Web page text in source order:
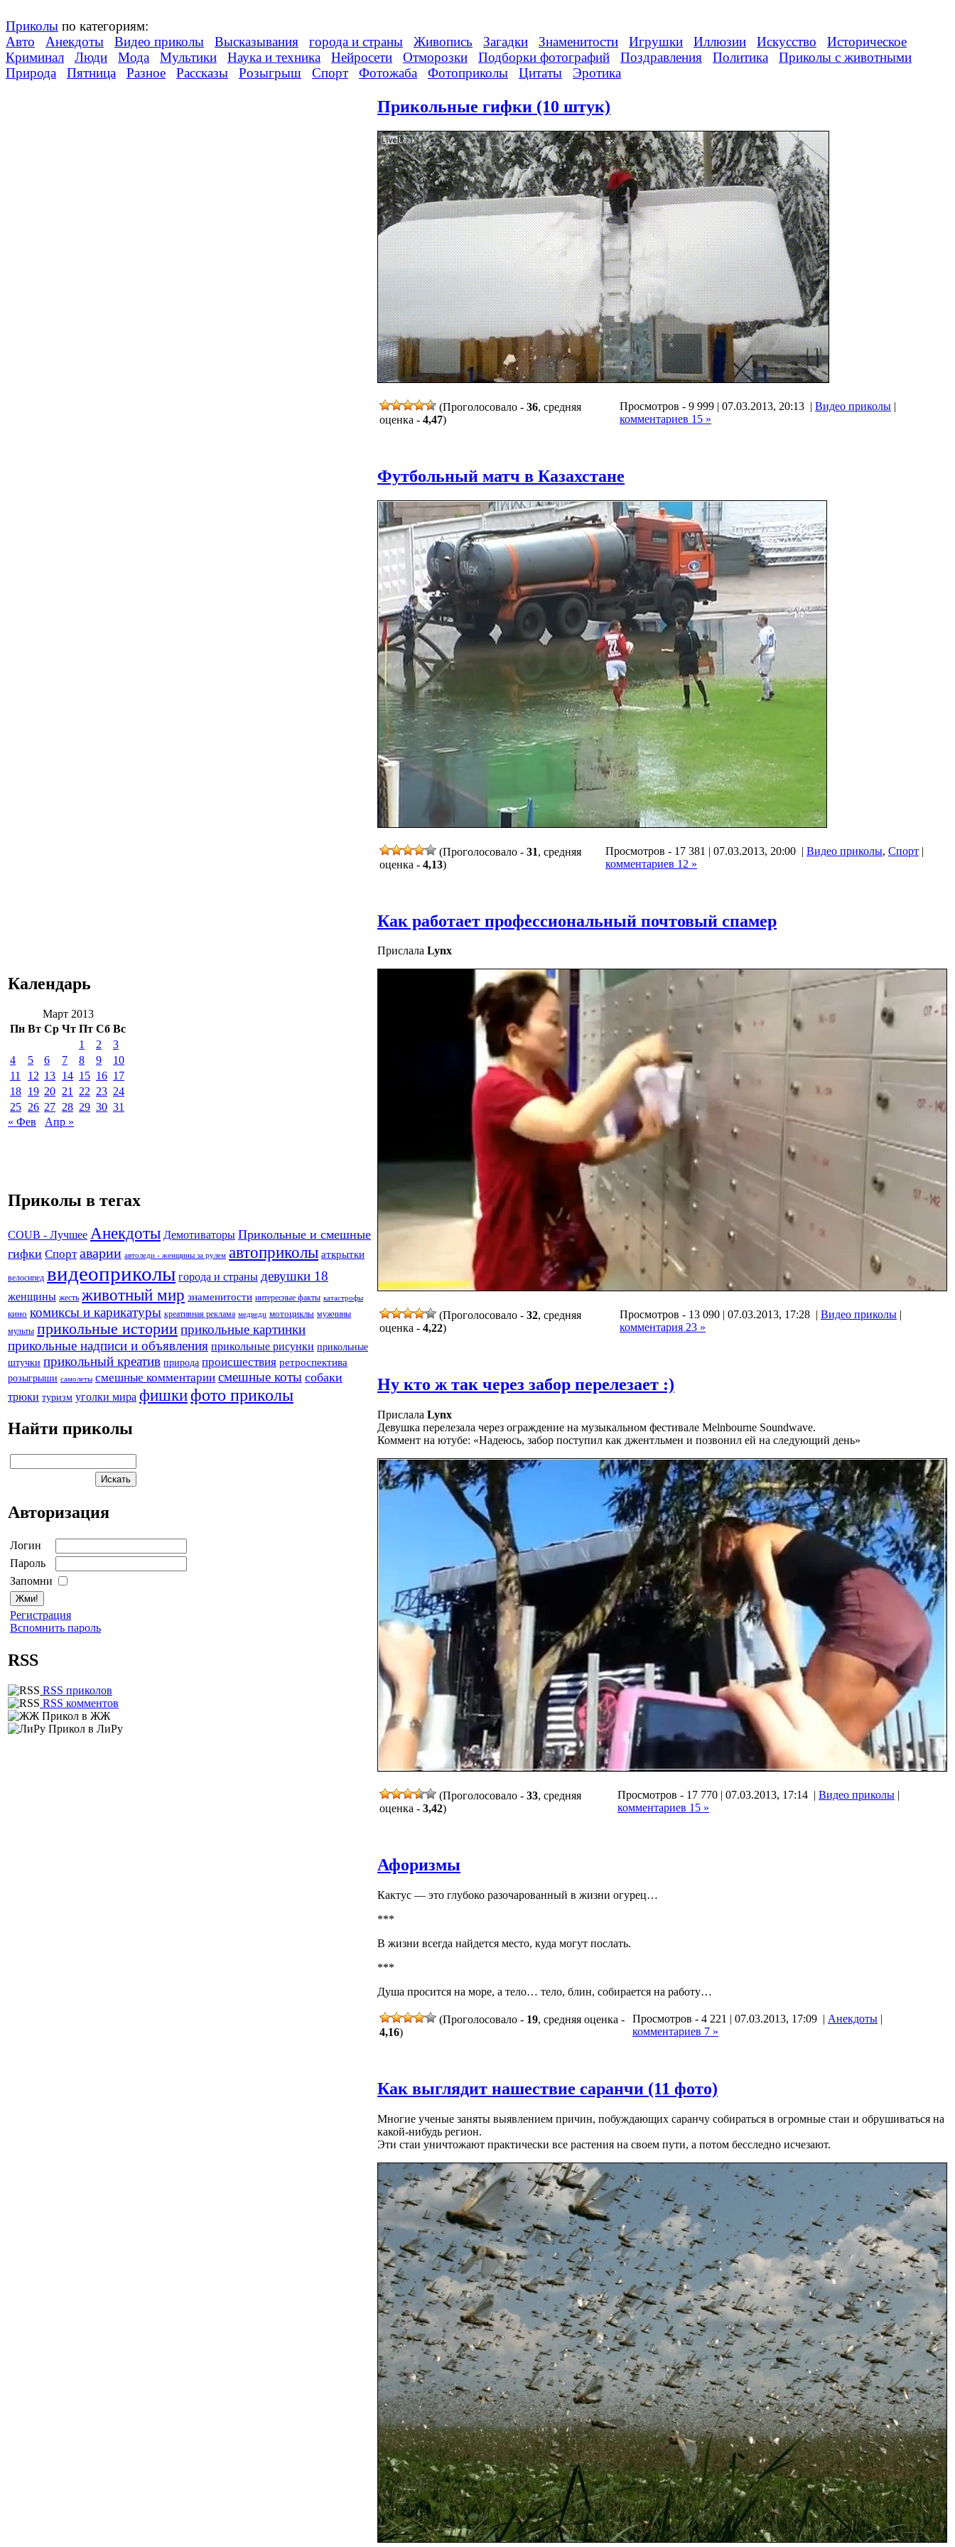
Приколы по категориям:
Авто
Анекдоты Видео приколы Высказывания города и страны Живопись Загадки Знаменитости Игрушки Иллюзии Искусство
Историческое
Криминал
Люди Мода Мультики Наука и техника Нейросети Отморозки Подборки фотографий Поздравления Политика
Приколы с животными
Природа
Пятница Разное Рассказы Розыгрыш Спорт Фотожаба Фотоприколы Цитаты Эротика
Календарь
Март 2013
Пн Вт Ср Чт Пт Сб Вс
1
2
3
4
5 6 7 8 9
10
11
12 13 14 15 16 17
18 19 20 21 22 23 24
25 26 27 28 29 30 31
« Фев
Апр »
Приколы в тегах
COUB - Лучшее Анекдоты Демотиваторы Прикольные и смешные
гифки Спорт аварии автоледи - женщины за рулем автоприколы аткрытки
велосипед видеоприколы города и страны девушки 18
женщины жесть животный мир знаменитости интересные факты катастрофы
кино комиксы и карикатуры креативная реклама медведи мотоциклы мужчины
мульты прикольные историиприкольные картинки
прикольные надписи и объявления прикольные рисунки прикольные
штучки прикольный креатив природа происшествия ретроспектива
розыгрыши самолеты смешные комментарии смешные коты собаки
трюки туризм уголки мира фишкифото приколы
Найти приколы
Авторизация
Логин
Пароль
Запомни
Регистрация
Вспомнить пароль
RSS
RSS приколов
RSS комментов
Прикол в ЖЖ
Прикол в ЛиРу
Прикольные гифки (10 штук)
(Проголосовало - 36, средняя
оценка - 4,47)
Просмотров - 9 999 | 07.03.2013, 20:13 | Видео приколы |
комментариев 15 »
Футбольный матч в Казахстане
(Проголосовало - 31, средняя
оценка - 4,13)
Просмотров - 17 381 | 07.03.2013, 20:00 | Видео приколы, Спорт |
комментариев 12 »
Как работает профессиональный почтовый спамер
Прислала Lynx
(Проголосовало - 32, средняя
оценка - 4,22)
Просмотров - 13 090 | 07.03.2013, 17:28 | Видео приколы |
комментария 23 »
Ну кто ж так через забор перелезает :)
Прислала Lynx
Девушка перелезала через ограждение на музыкальном фестивале Melnbourne Soundwave.
Коммент на ютубе: «Надеюсь, забор поступил как джентльмен и позвонил ей на следующий день»
(Проголосовало - 33, средняя
оценка - 3,42)
Просмотров - 17 770 | 07.03.2013, 17:14 | Видео приколы |
комментариев 15 »
Афоризмы
Кактус — это глубоко разочарованный в жизни огурец…
***
В жизни всегда найдется место, куда могут послать.
***
Душа просится на море, а тело… тело, блин, собирается на работу…
(Проголосовало - 19, средняя оценка -
4,16)
Просмотров - 4 221 | 07.03.2013, 17:09 | Анекдоты |
комментариев 7 »
Как выглядит нашествие саранчи (11 фото)
Многие ученые заняты выявлением причин, побуждающих саранчу собираться в огромные стаи и обрушиваться на
какой-нибудь регион.
Эти стаи уничтожают практически все растения на своем пути, а потом бесследно исчезают.